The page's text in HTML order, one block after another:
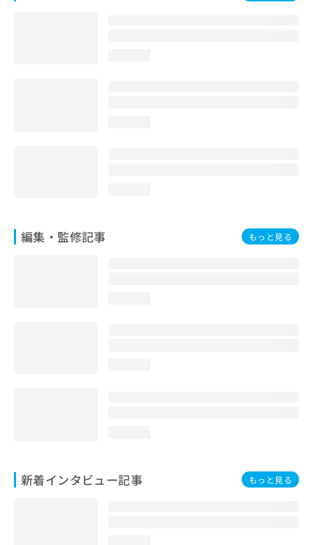
編集・監修記事 もっと見る
新着インタビュー記事 もっと見る